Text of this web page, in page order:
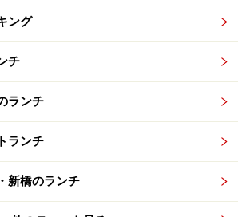
卓上まで届けてくれる香り高いビー
サービスも。ワンランク上のおもて
大変特別感がありました。
Buffet」として登場しました。前
トをブッフェスタイルで好きなだけ
ろん、メインディッシュはお好みの
感たっぷりのプランです。
ング
チ
ランチ
ランチ
新橋のランチ